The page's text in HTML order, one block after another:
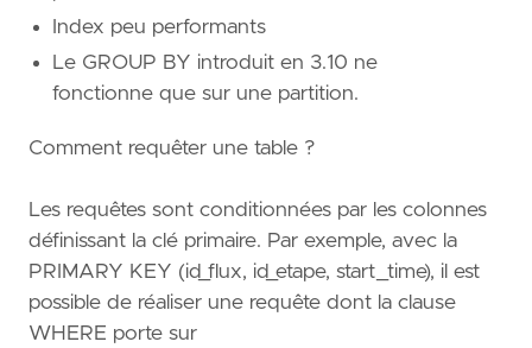
Index peu performants
Le GROUP BY introduit en 3.10 ne
fonctionne que sur une partition.
Comment requêter une table ?
Les requêtes sont conditionnées par les colonnes
définissant la clé primaire. Par exemple, avec la
PRIMARY KEY (id_flux, id_etape, start_time), il est
possible de réaliser une requête dont la clause
WHERE porte sur